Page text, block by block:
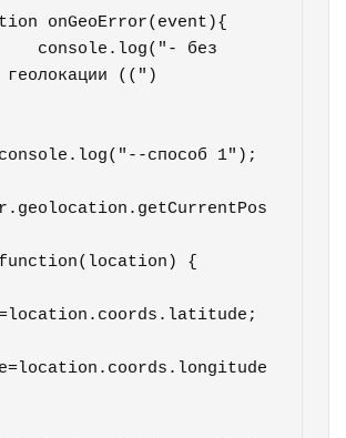
геолокации ((")